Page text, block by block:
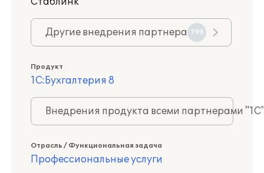
Другие внедрения партнера 795
Продукт
1С:Бухгалтерия 8
Внедрения продукта всеми партнерами
Отрасль / Функциональная задача
Профессиональные услуги